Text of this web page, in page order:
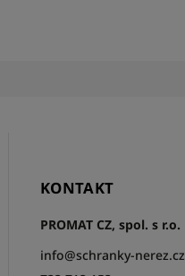
KONTAKT
PROMAT CZ, spol. s r.o.
info@schranky-nerez.cz